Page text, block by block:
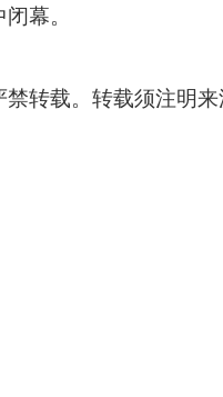
幕。
转载。转载须注明